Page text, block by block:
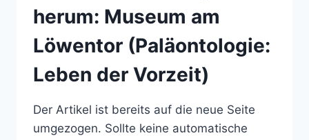
herum: Museum am
Löwentor (Paläontologie:
Leben der Vorzeit)
Der Artikel ist bereits auf die neue Seite
umgezogen. Sollte keine automatische